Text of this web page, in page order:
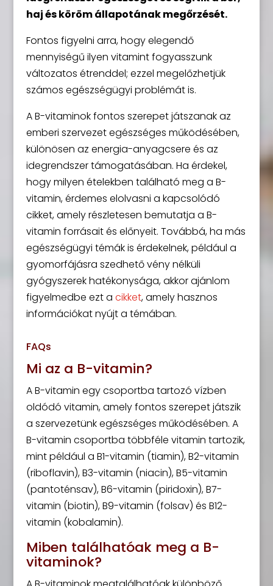
haj és köröm állapotának megőrzését.
Fontos figyelni arra, hogy elegendő
mennyiségű ilyen vitamint fogyasszunk
változatos étrenddel; ezzel megelőzhetjük
számos egészségügyi problémát is.
A B-vitaminok fontos szerepet játszanak az
emberi szervezet egészséges működésében,
különösen az energia-anyagcsere és az
idegrendszer támogatásában. Ha érdekel,
hogy milyen ételekben található meg a B-
vitamin, érdemes elolvasni a kapcsolódó
cikket, amely részletesen bemutatja a B-
vitamin forrásait és előnyeit. Továbbá, ha más
egészségügyi témák is érdekelnek, például a
gyomorfájásra szedhető vény nélküli
gyógyszerek hatékonysága, akkor ajánlom
figyelmedbe ezt a cikket, amely hasznos
információkat nyújt a témában.
FAQs
Mi az a B-vitamin?
A B-vitamin egy csoportba tartozó vízben
oldódó vitamin, amely fontos szerepet játszik
a szervezetünk egészséges működésében. A
B-vitamin csoportba többféle vitamin tartozik,
mint például a B1-vitamin (tiamin), B2-vitamin
(riboflavin), B3-vitamin (niacin), B5-vitamin
(pantoténsav), B6-vitamin (piridoxin), B7-
vitamin (biotin), B9-vitamin (folsav) és B12-
vitamin (kobalamin).
Miben találhatóak meg a B-
vitaminok?